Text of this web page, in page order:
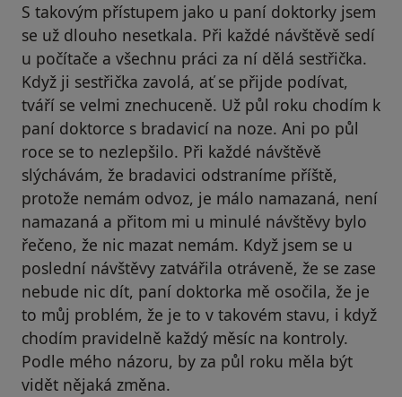
S takovým přístupem jako u paní doktorky jsem
se už dlouho nesetkala. Při každé návštěvě sedí
u počítače a všechnu práci za ní dělá sestřička.
Když ji sestřička zavolá, ať se přijde podívat,
tváří se velmi znechuceně. Už půl roku chodím k
paní doktorce s bradavicí na noze. Ani po půl
roce se to nezlepšilo. Při každé návštěvě
slýchávám, že bradavici odstraníme příště,
protože nemám odvoz, je málo namazaná, není
namazaná a přitom mi u minulé návštěvy bylo
řečeno, že nic mazat nemám. Když jsem se u
poslední návštěvy zatvářila otráveně, že se zase
nebude nic dít, paní doktorka mě osočila, že je
to můj problém, že je to v takovém stavu, i když
chodím pravidelně každý měsíc na kontroly.
Podle mého názoru, by za půl roku měla být
vidět nějaká změna.